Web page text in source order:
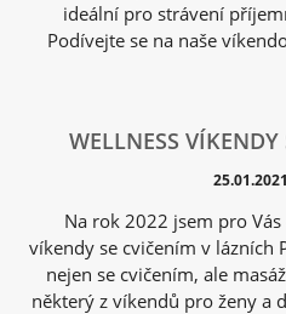
ideální pro strávení
Podívejte se na naše
WELLNESS
Na rok 2022 jsem pro
víkendy se cvičením v lázních
nejen se cvičením, ale
některý z víkendů pro ženy a